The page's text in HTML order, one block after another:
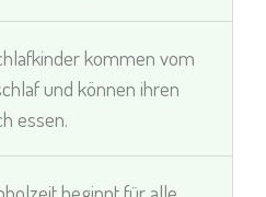
kommen vom
und können ihren
essen.